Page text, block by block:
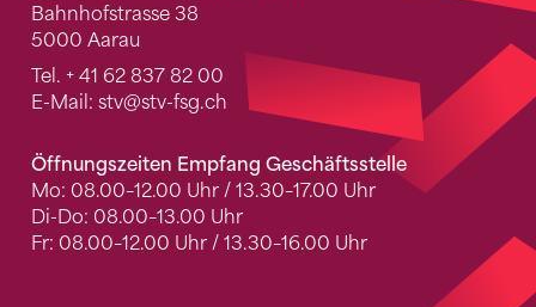
Bahnhofstrasse 38
5000 Aarau
Tel. + 41 62 837 82 00
E-Mail: stv@stv-fsg.ch
Öffnungszeiten Empfang Geschäftsstelle
Mo: 08.00–12.00 Uhr / 13.30–17.00 Uhr
Di-Do: 08.00–13.00 Uhr
Fr: 08.00–12.00 Uhr / 13.30–16.00 Uhr